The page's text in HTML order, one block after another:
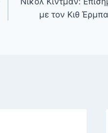
με τον Κιθ